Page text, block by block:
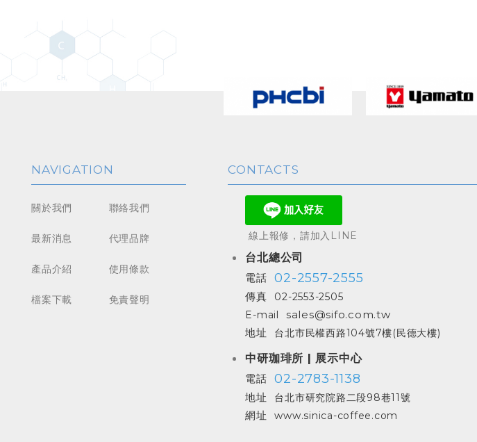
NAVIGATION
關於我們
最新消息
產品介紹
檔案下載
聯絡我們
代理品牌
使用條款
免責聲明
CONTACTS
線上報修，請加入LINE
台北總公司
電話 02-2557-2555
傳真
02-2553-2505
E-mail
sales@sifo.com.tw
地址
台北市民權西路104號7樓(民德大樓)
中研珈琲所 | 展示中心
電話 02-2783-1138
地址 台北市研究院路二段98巷11號
網址 www.sinica-coffee.com